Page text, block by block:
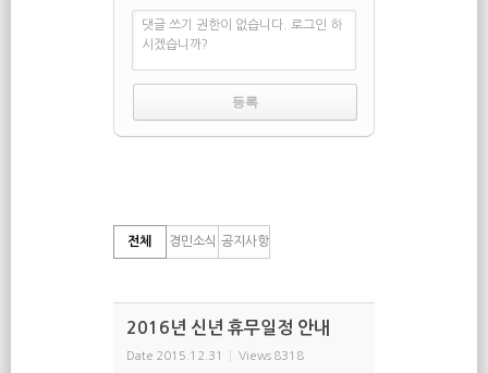
댓글 쓰기 권한이 없습니다. 로그인 하
시겠습니까?
전체 경민소식 공지사항
2016년 신년 휴무일정 안내
Date 2015.12.31 Views 8318